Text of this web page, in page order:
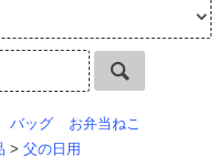
バッグ
お弁当ねこ
> 父の日用